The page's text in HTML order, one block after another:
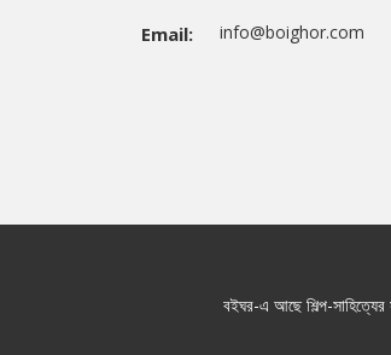
Email: info@boighor.com
বইঘর-এ আছে শিল্প-